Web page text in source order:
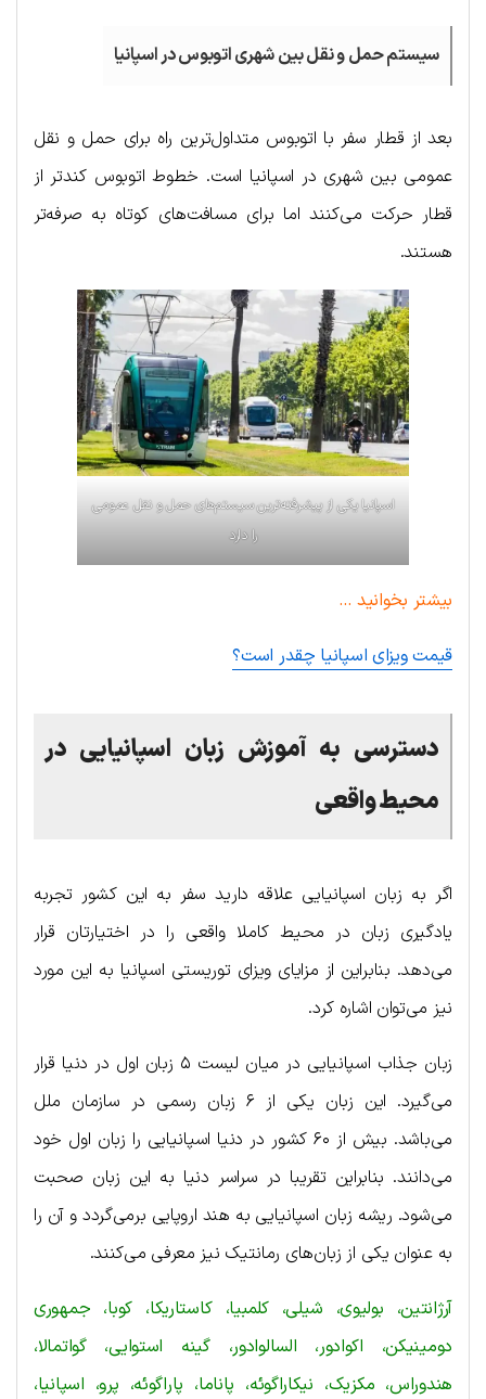
سیستم حمل و نقل بین شهری اتوبوس در اسپانیا
بعد از قطار سفر با اتوبوس متداول‌ترین راه برای حمل و نقل
عمومی بین شهری در اسپانیا است. خطوط اتوبوس کندتر از
قطار حرکت می‌کنند اما برای مسافت‌های کوتاه به صرفه‌تر
هستند.
اسپانیا یکی از پیشرفته‌ترین سیستم‌های حمل و نقل عمومی
را دارد
بیشتر بخوانید …
قیمت ویزای اسپانیا چقدر است؟
دسترسی به آموزش زبان اسپانیایی در
محیط واقعی
اگر به زبان اسپانیایی علاقه دارید سفر به این کشور تجربه
یادگیری زبان در محیط کاملا واقعی را در اختیارتان قرار
می‌دهد. بنابراین از مزایای ویزای توریستی اسپانیا به این مورد
نیز می‌توان اشاره کرد.
زبان جذاب اسپانیایی در میان لیست ۵ زبان اول در دنیا قرار
می‌گیرد. این زبان یکی از ۶ زبان رسمی در سازمان ملل
می‌باشد. بیش از ۶۰ کشور در دنیا اسپانیایی را زبان اول خود
می‌دانند. بنابراین تقریبا در سراسر دنیا به این زبان صحبت
می‌شود. ریشه زبان اسپانیایی به هند اروپایی برمی‌گردد و آن را
به عنوان یکی از زبان‌های رمانتیک نیز معرفی می‌کنند.
آرژانتین، بولیوی، شیلی، کلمبیا، کاستاریکا، کوبا، جمهوری
دومینیکن، اکوادور، السالوادور، گینه استوایی، گواتمالا،
هندوراس، مکزیک، نیکاراگوئه، پاناما، پاراگوئه، پرو، اسپانیا،